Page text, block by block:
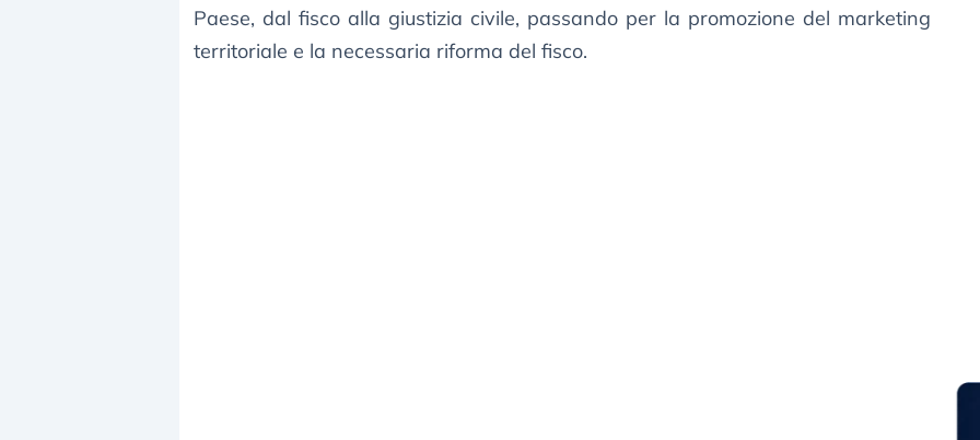
Paese, dal fisco alla giustizia civile, passando per la promozione del marketing
territoriale e la necessaria riforma del fisco.